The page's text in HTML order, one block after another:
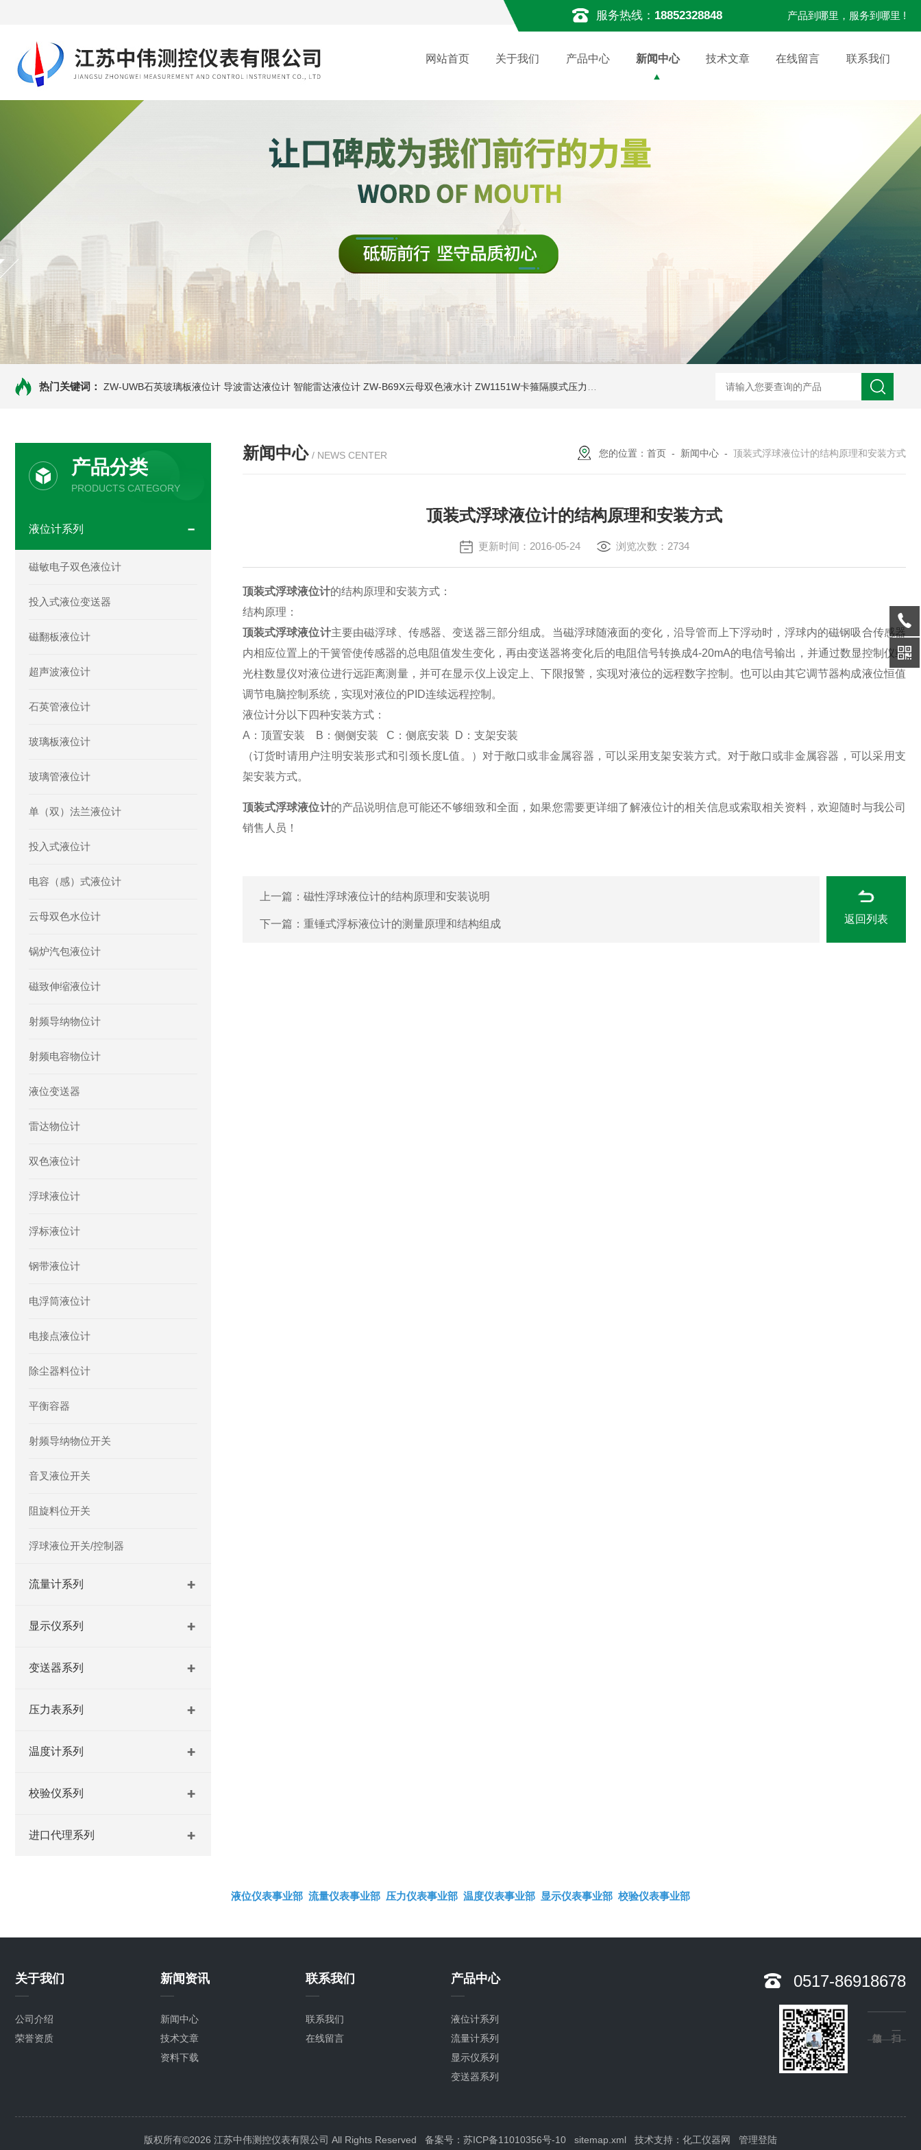
服务热线： 18852328848 产品到哪里，服务到哪里 !
网站首页 关于我们 产品中心 新闻中心 技术文章 在线留言 联系我们
热门关键词： ZW-UWB石英玻璃板液位计 导波雷达液位计 智能雷达液位计 ZW-B69X云母双色液水计 ZW1151W卡箍隔膜式压力变送器 ZW2088卫生型压力变送器 ZW2088通用型压力变送器 ZW2088耐高
产品分类
PRODUCTS CATEGORY
液位计系列
磁敏电子双色液位计
投入式液位变送器
磁翻板液位计
超声波液位计
石英管液位计
玻璃板液位计
玻璃管液位计
单（双）法兰液位计
投入式液位计
电容（感）式液位计
云母双色水位计
锅炉汽包液位计
磁致伸缩液位计
射频导纳物位计
射频电容物位计
液位变送器
雷达物位计
双色液位计
浮球液位计
浮标液位计
钢带液位计
电浮筒液位计
电接点液位计
除尘器料位计
平衡容器
射频导纳物位开关
音叉液位开关
阻旋料位开关
浮球液位开关/控制器
流量计系列
显示仪系列
变送器系列
压力表系列
温度计系列
校验仪系列
进口代理系列
新闻中心 / NEWS CENTER 您的位置： 首页 - 新闻中心 - 顶装式浮球液位计的结构原理和安装方式
顶装式浮球液位计的结构原理和安装方式
更新时间：2016-05-24 浏览次数：2734
顶装式浮球液位计的结构原理和安装方式：
结构原理：
顶装式浮球液位计主要由磁浮球、传感器、变送器三部分组成。当磁浮球随液面的变化，沿导管而上下浮动时，浮球内的磁钢吸合传感器
内相应位置上的干簧管使传感器的总电阻值发生变化，再由变送器将变化后的电阻信号转换成4-20mA的电信号输出，并通过数显控制仪或
光柱数显仪对液位进行远距离测量，并可在显示仪上设定上、下限报警，实现对液位的远程数字控制。也可以由其它调节器构成液位恒值
调节电脑控制系统，实现对液位的PID连续远程控制。
液位计分以下四种安装方式：
A：顶置安装 B：侧侧安装 C：侧底安装 D：支架安装
（订货时请用户注明安装形式和引颈长度L值。）对于敞口或非金属容器，可以采用支架安装方式。 对于敞口或非金属容器，可以采用支
架安装方式。
顶装式浮球液位计的产品说明信息可能还不够细致和全面，如果您需要更详细了解液位计的相关信息或索取相关资料，欢迎随时与我公司
销售人员！
上一篇： 磁性浮球液位计的结构原理和安装说明
下一篇： 重锤式浮标液位计的测量原理和结构组成 返回列表
液位仪表事业部 流量仪表事业部 压力仪表事业部 温度仪表事业部 显示仪表事业部 校验仪表事业部
关于我们
公司介绍
荣誉资质
新闻资讯
新闻中心
技术文章
资料下载
联系我们
联系我们
在线留言
产品中心
液位计系列
流量计系列
显示仪系列
变送器系列
温度计系列
校验仪系列
0517-86918678
版权所有©2026 江苏中伟测控仪表有限公司 All Rights Reserved 备案号：苏ICP备11010356号-10 sitemap.xml 技术支持： 化工仪器网 管理登陆